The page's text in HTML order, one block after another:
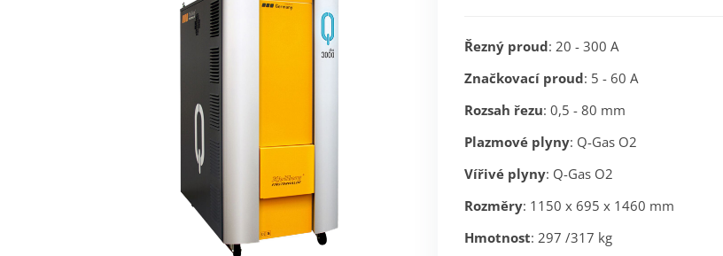
Řezný proud: 20 - 300 A
Značkovací proud: 5 - 60 A
Rozsah řezu: 0,5 - 80 mm
Plazmové plyny: Q-Gas O2
Vířivé plyny: Q-Gas O2
Rozměry: 1150 x 695 x 1460 mm
Hmotnost: 297 /317 kg